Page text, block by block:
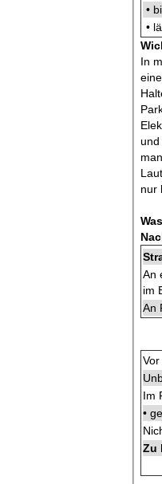
•
•
In
und
nur
An
im
An
Im
•
Zu